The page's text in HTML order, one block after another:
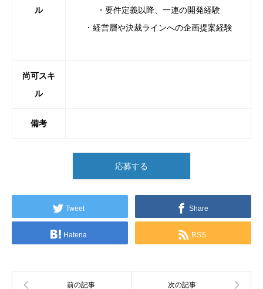
ル
・要件定義以降、一連の開発経験
・経営層や決裁ラインへの企画提案経験
尚可スキ
ル
備考
応募する
Tweet Share
Hatena RSS